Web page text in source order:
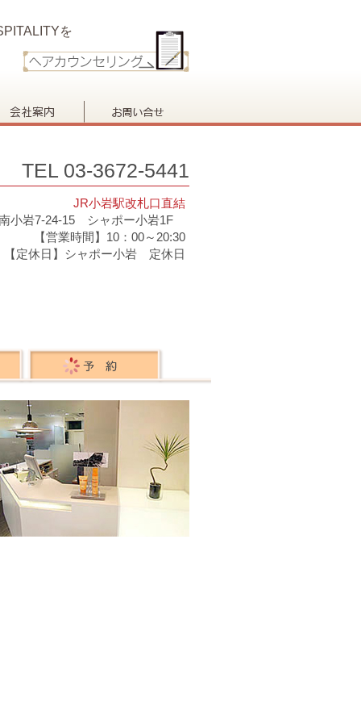
を
TEL 03-3672-5441
JR小岩駅改札口直結
小岩7-24-15 シャポー小岩1F
【営業時間】10：00～20:30
【定休日】シャポー小岩 定休日